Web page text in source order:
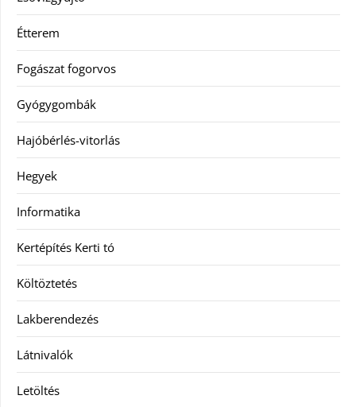
Étterem
Fogászat fogorvos
Gyógygombák
Hajóbérlés-vitorlás
Hegyek
Informatika
Kertépítés Kerti tó
Költöztetés
Lakberendezés
Látnivalók
Letöltés